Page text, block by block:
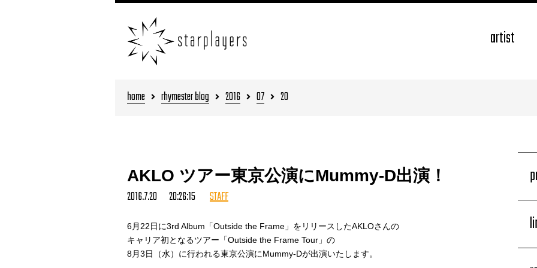
artist
home rhymester blog 2016 07 20
AKLO ツアー東京公演にMummy-D出演！
2016.7.20 20:26:15 STAFF
6月22日に3rd Album「Outside the Frame」をリリースしたAKLOさんの
キャリア初となるツアー「Outside the Frame Tour」の
8月3日（水）に行われる東京公演にMummy-Dが出演いたします。